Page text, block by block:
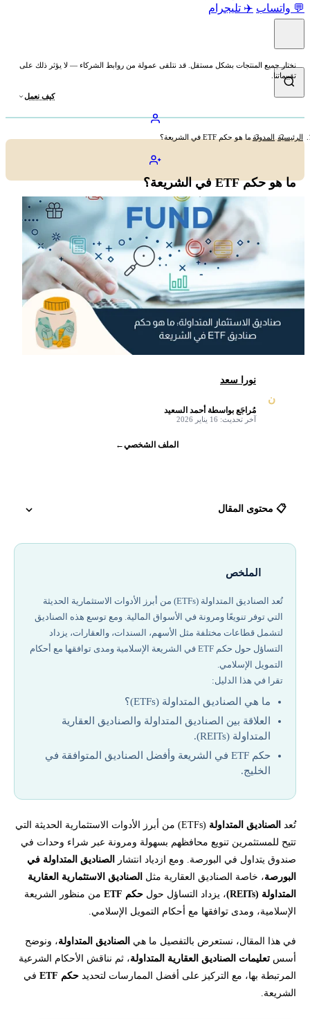
💬 واتساب ✈️ تليجرام
نختار جميع المنتجات بشكل مستقل. قد نتلقى عمولة من روابط الشركاء — لا يؤثر ذلك على
تقييماتنا.
كيف نعمل
الرئيسية المدونة ما هو حكم ETF في الشريعة؟
ما هو حكم ETF في الشريعة؟
ن
نورا سعد
مُراجَع بواسطة أحمد السعيد
آخر تحديث: 16 يناير 2026
الملف الشخصي←
📋 محتوى المقال
أفضل الصناديق المتداولة المتوافقة مع الشريعة في الخليج:
تحتاج لاستشارة لمعرفة كيفية تداول الحلال في الاستثمار الصناديق
المتداولة؟
الملخص
تُعد الصناديق المتداولة (ETFs) من أبرز الأدوات الاستثمارية الحديثة
التي توفر تنويعًا ومرونة في الأسواق المالية. ومع توسع هذه الصناديق
لتشمل قطاعات مختلفة مثل الأسهم، السندات، والعقارات، يزداد
التساؤل حول حكم ETF في الشريعة الإسلامية ومدى توافقها مع أحكام
التمويل الإسلامي.
تقرا في هذا الدليل:
ما هي الصناديق المتداولة (ETFs)؟
العلاقة بين الصناديق المتداولة والصناديق العقارية
المتداولة (REITs).
حكم ETF في الشريعة وأفضل الصناديق المتوافقة في
الخليج.
تُعد الصناديق المتداولة
(ETFs) من أبرز الأدوات الاستثمارية الحديثة التي
تتيح للمستثمرين تنويع محافظهم بسهولة ومرونة عبر شراء وحدات في
صندوق يتداول في البورصة. ومع ازدياد انتشار
الصناديق المتداولة في
البورصة، خاصة الصناديق العقارية مثل الصناديق الاستثمارية العقارية
المتداولة (REITs)
، يزداد التساؤل حول حكم ETF
من منظور الشريعة
الإسلامية، ومدى توافقها مع أحكام التمويل الإسلامي.
في هذا المقال، نستعرض بالتفصيل ما هي الصناديق المتداولة، ونوضح
أسس تعليمات الصناديق العقارية المتداولة، ثم نناقش الأحكام الشرعية
المرتبطة بها، مع التركيز على أفضل الممارسات لتحديد حكم ETF
في
الشريعة.